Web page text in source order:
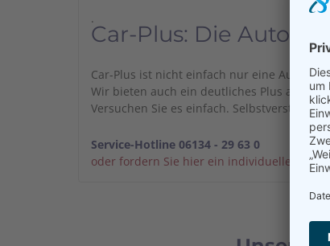
.
Car-Plus: Die
Car-Plus ist nicht einfach nur eine
Wir bieten auch ein deutliches Plus an
Versuchen Sie es einfach.
Service-Hotline 06134 - 29 63 0
oder fordern Sie hier ein individuelles